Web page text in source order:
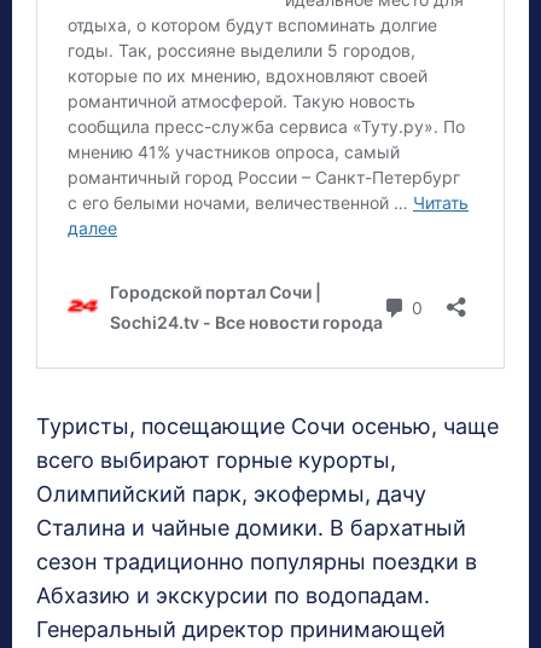
Туристы, посещающие Сочи осенью, чаще
всего выбирают горные курорты,
Олимпийский парк, экофермы, дачу
Сталина и чайные домики. В бархатный
сезон традиционно популярны поездки в
Абхазию и экскурсии по водопадам.
Генеральный директор принимающей